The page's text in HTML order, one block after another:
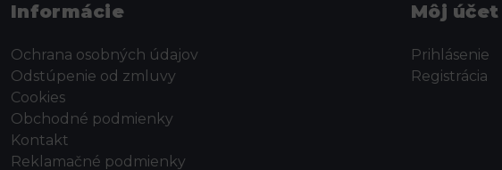
Informácie
Ochrana osobných údajov
Odstúpenie od zmluvy
Cookies
Obchodné podmienky
Kontakt
Reklamačné podmienky
Môj účet
Prihlásenie
Registrácia